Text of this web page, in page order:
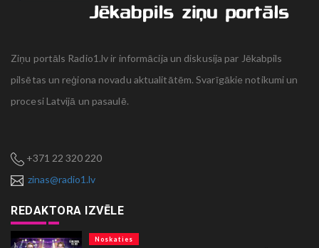
Ziņu portāls Radio1.lv ir informācija un diskusija par Jēkabpils
pilsētas un reģiona novadu aktualitātēm. Svarīgākie notikumi un
procesi Latvijā un pasaulē.
+371 22 320 220
zinas@radio1.lv
REDAKTORA IZVĒLE
Noskaties